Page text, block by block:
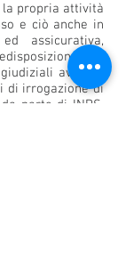
la propria attività
e ciò anche in
assicurativa,
di
avverso
di irrogazione di
parte di INPS,